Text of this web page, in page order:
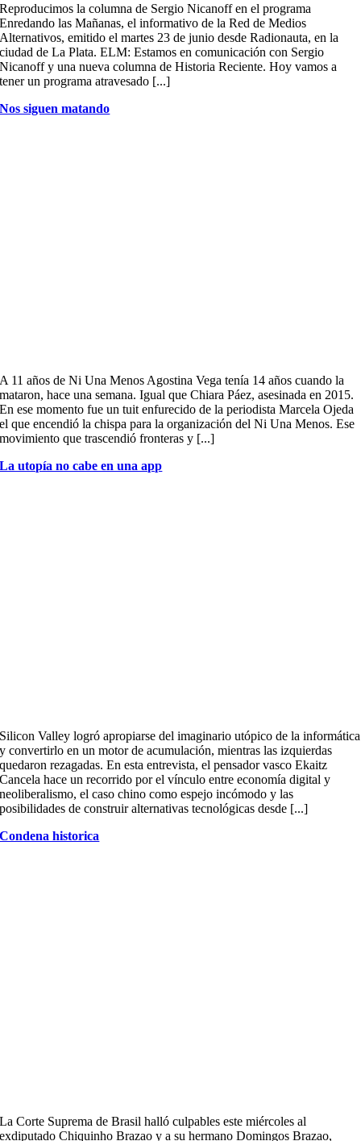
Reproducimos la columna de Sergio Nicanoff en el programa
Enredando las Mañanas, el informativo de la Red de Medios
Alternativos, emitido el martes 23 de junio desde Radionauta, en la
ciudad de La Plata. ELM: Estamos en comunicación con Sergio
Nicanoff y una nueva columna de Historia Reciente. Hoy vamos a
tener un programa atravesado [...]
Nos siguen matando
A 11 años de Ni Una Menos Agostina Vega tenía 14 años cuando la
mataron, hace una semana. Igual que Chiara Páez, asesinada en 2015.
En ese momento fue un tuit enfurecido de la periodista Marcela Ojeda
el que encendió la chispa para la organización del Ni Una Menos. Ese
movimiento que trascendió fronteras y [...]
La utopía no cabe en una app
Silicon Valley logró apropiarse del imaginario utópico de la informática
y convertirlo en un motor de acumulación, mientras las izquierdas
quedaron rezagadas. En esta entrevista, el pensador vasco Ekaitz
Cancela hace un recorrido por el vínculo entre economía digital y
neoliberalismo, el caso chino como espejo incómodo y las
posibilidades de construir alternativas tecnológicas desde [...]
Condena historica
La Corte Suprema de Brasil halló culpables este miércoles al
exdiputado Chiquinho Brazao y a su hermano Domingos Brazao,